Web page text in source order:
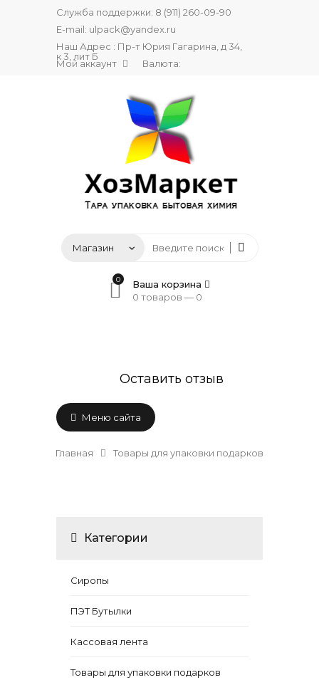
Служба поддержки: 8 (911) 260-09-90
E-mail: ulpack@yandex.ru
Наш Адрес : Пр-т Юрия Гагарина, д 34,
к 3, лит Б
Мой аккаунт Валюта:
0
Ваша корзина
0 товаров — 0
Оставить отзыв
Меню сайта
Главная Товары для упаковки подарков
Категории
Сиропы
ПЭТ Бутылки
Кассовая лента
Товары для упаковки подарков